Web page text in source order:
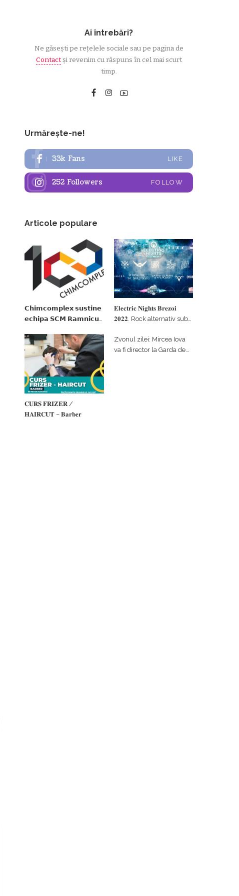
Ai întrebări?
Ne găsești pe rețelele sociale sau pe pagina de
Contactși revenim cu răspuns în cel mai scurt
timp.
Urmărește-ne!
33k Fans LIKE
252 Followers FOLLOW
Articole populare
𝗖𝗵𝗶𝗺𝗰𝗼𝗺𝗽𝗹𝗲𝘅 𝘀𝘂𝘀𝘁𝗶𝗻𝗲
𝗲𝗰𝗵𝗶𝗽𝗮 𝗦𝗖𝗠 𝗥𝗮𝗺𝗻𝗶𝗰𝘂
𝗽𝗮𝗿𝘁𝗲𝗻𝗲𝗿 𝗳𝗶𝗻𝗮𝗻𝘁𝗮𝘁𝗼𝗿
𝐄𝐥𝐞𝐜𝐭𝐫𝐢𝐜 𝐍𝐢𝐠𝐡𝐭𝐬 𝐁𝐫𝐞𝐳𝐨𝐢
𝟐𝟎𝟐𝟐. Rock alternativ sub
#𝐁𝐫𝐞𝐳𝐨𝐢𝐮𝐥𝐋𝐮𝐦𝐢𝐢
𝐂𝐔𝐑𝐒 𝐅𝐑𝐈𝐙𝐄𝐑 /
𝐇𝐀𝐈𝐑𝐂𝐔𝐓 – 𝐁𝐚𝐫𝐛𝐞𝐫
Zvonul zilei: Mircea Iova
va fi director la Garda de